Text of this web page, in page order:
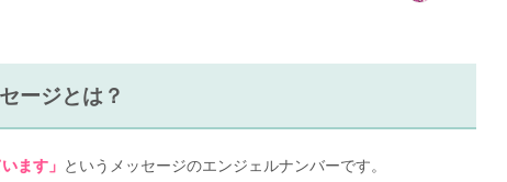
ージとは？
ます」 というメッセージのエンジェルナンバーです。